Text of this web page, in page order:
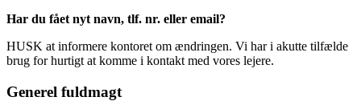
Har du fået nyt navn, tlf. nr. eller email?
HUSK at informere kontoret om ændringen. Vi har i akutte tilfælde
brug for hurtigt at komme i kontakt med vores lejere.
Generel fuldmagt